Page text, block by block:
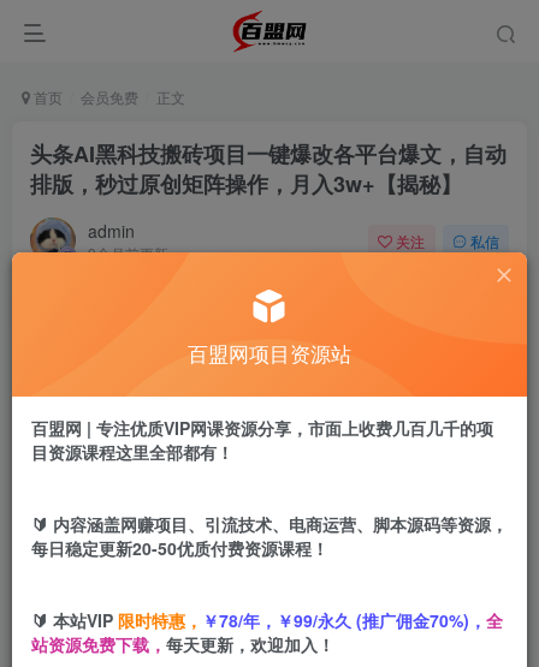
首页 会员免费 正文
头条AI黑科技搬砖项目一键爆改各平台爆文，自动
排版，秒过原创矩阵操作，月入3w+【揭秘】
admin
9个月前更新
关注 私信
盟币 9.9
立即购买
头条AI黑科技搬砖项目一键爆改各平台爆文，自动排版，秒
百盟网项目资源站
百盟网 | 专注优质VIP网课资源分享，市面上收费几百几千的项
目资源课程这里全部都有！
🔰 内容涵盖网赚项目、引流技术、电商运营、脚本源码等资源，
每日稳定更新20-50优质付费资源课程！
🔰 本站VIP 限时特惠， ￥78/年，￥99/永久 (推广佣金70%)， 全
站资源免费下载， 每天更新，欢迎加入！